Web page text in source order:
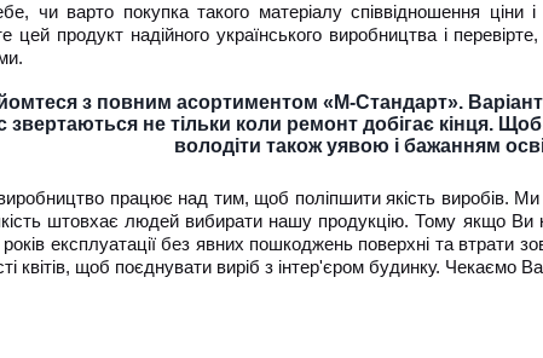
чи варто покупка такого матеріалу співвідношення
цей продукт надійного українського виробництва і
з повним асортиментом «М-Стандарт». Варіанти
звертаються не тільки коли ремонт добігає кінця.
володіти також уявою і бажанням
працює над тим, щоб поліпшити якість виробів. Ми
штовхає людей вибирати нашу продукцію. Тому якщо
років експлуатації без явних пошкоджень поверхні та втрати
квітів, щоб поєднувати виріб з інтер'єром будинку. Чекаємо